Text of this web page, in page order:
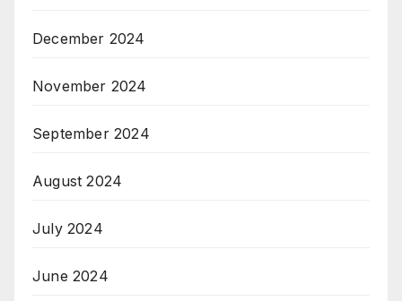
December 2024
November 2024
September 2024
August 2024
July 2024
June 2024